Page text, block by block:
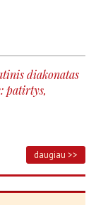
diakonatas
patirtys,
daugiau >>